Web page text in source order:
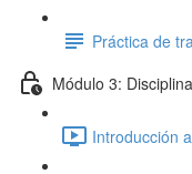
Práctica de
Módulo 3:
Introducción